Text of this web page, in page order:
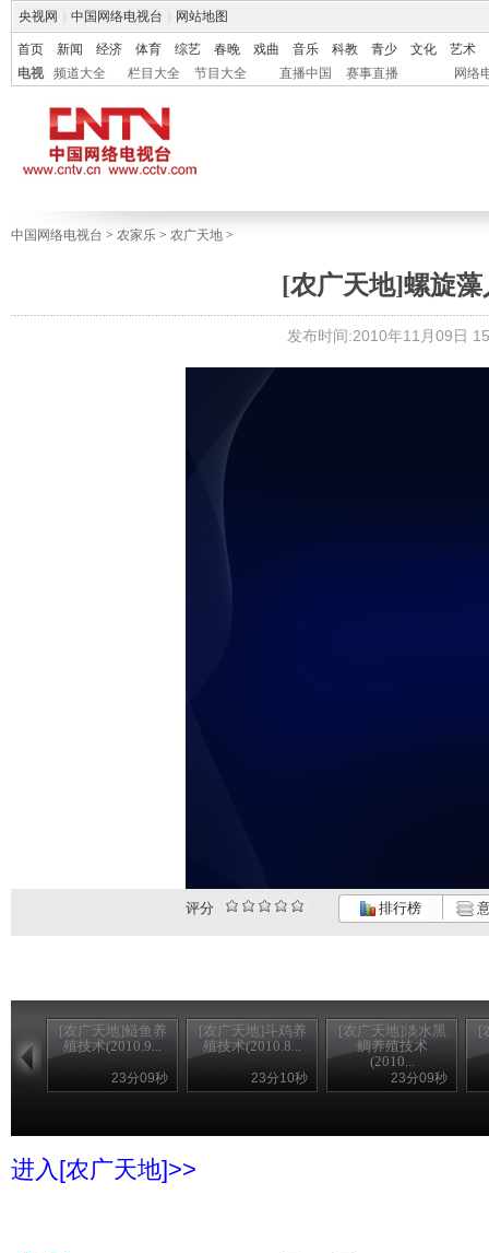
央视网 中国网络电视台 网站地图
首页 新闻 经济 体育 综艺 春晚 戏曲 音乐 科教 青少 文化
艺术
电视
频道大全 栏目大全 节目大全 直播中国 赛事直播 网络
中国网络电视台 > 农家乐 > 农广天地 >
[农广天地]螺旋藻
发布时间:2010年11月09日
评分 排行榜
[农广天地]鲢鱼养
殖技术(2010.9...
23分09秒
[农广天地]斗鸡养
殖技术(2010.8...
23分10秒
[农广天地]淡水黑
鲷养殖技术
(2010...
23分09秒
[
进入[农广天地]>>